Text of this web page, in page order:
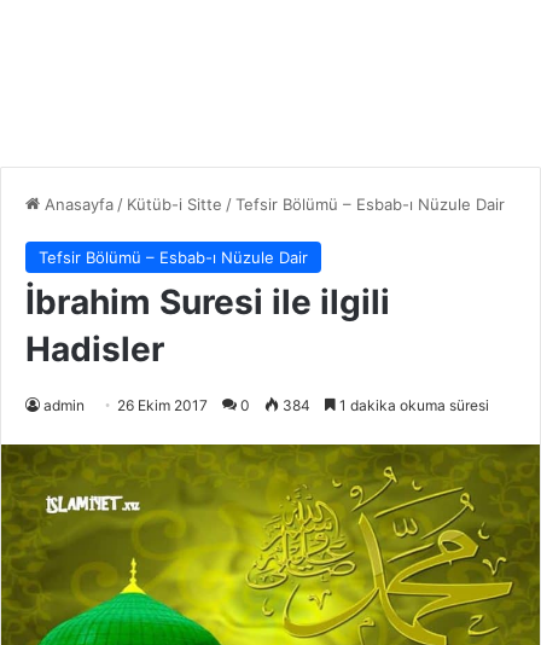
Anasayfa/ Kütüb-i Sitte /Tefsir Bölümü – Esbab-ı Nüzule Dair
Tefsir Bölümü – Esbab-ı Nüzule Dair
İbrahim Suresi ile ilgili
Hadisler
admin 26 Ekim 2017 0 384 1 dakika okuma süresi